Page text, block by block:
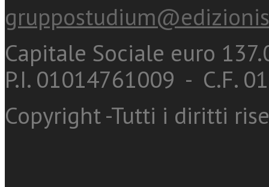
Capitale Sociale euro
P.I. 01014761009 - C.F.
Copyright -Tutti i diritti